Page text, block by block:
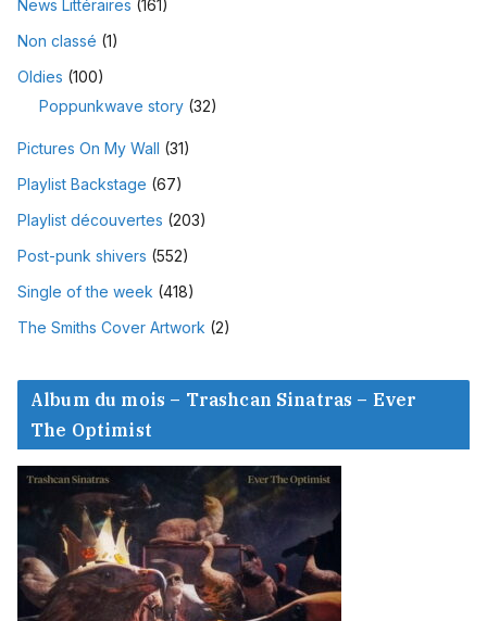
News Littéraires (161)
Non classé (1)
Oldies (100)
Poppunkwave story (32)
Pictures On My Wall (31)
Playlist Backstage (67)
Playlist découvertes (203)
Post-punk shivers (552)
Single of the week (418)
The Smiths Cover Artwork (2)
Album du mois – Trashcan Sinatras – Ever
The Optimist